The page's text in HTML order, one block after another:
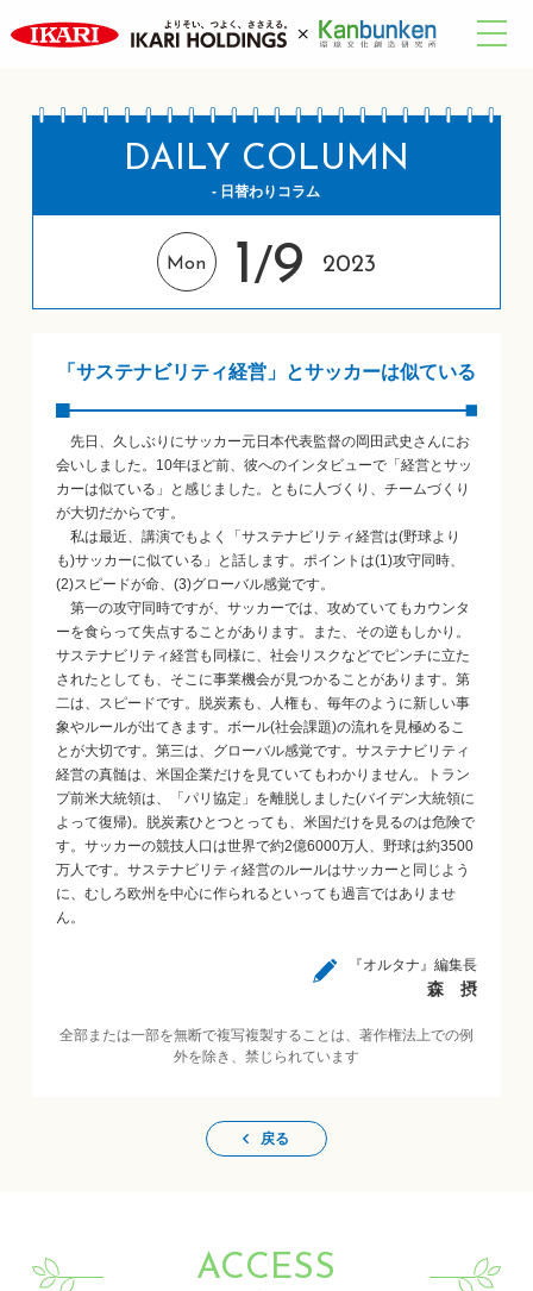
DAILY COLUMN
- 日替わりコラム
Mon 1/9 2023
「サステナビリティ経営」とサッカーは似ている
先日、久しぶりにサッカー元日本代表監督の岡田武史さんにお
会いしました。10年ほど前、彼へのインタビューで「経営とサッ
カーは似ている」と感じました。ともに人づくり、チームづくり
が大切だからです。
私は最近、講演でもよく「サステナビリティ経営は(野球より
も)サッカーに似ている」と話します。ポイントは(1)攻守同時、
(2)スピードが命、(3)グローバル感覚です。
第一の攻守同時ですが、サッカーでは、攻めていてもカウンタ
ーを食らって失点することがあります。また、その逆もしかり。
サステナビリティ経営も同様に、社会リスクなどでピンチに立た
されたとしても、そこに事業機会が見つかることがあります。第
二は、スピードです。脱炭素も、人権も、毎年のように新しい事
象やルールが出てきます。ボール(社会課題)の流れを見極めるこ
とが大切です。第三は、グローバル感覚です。サステナビリティ
経営の真髄は、米国企業だけを見ていてもわかりません。トラン
プ前米大統領は、「パリ協定」を離脱しました(バイデン大統領に
よって復帰)。脱炭素ひとつとっても、米国だけを見るのは危険で
す。サッカーの競技人口は世界で約2億6000万人、野球は約3500
万人です。サステナビリティ経営のルールはサッカーと同じよう
に、むしろ欧州を中心に作られるといっても過言ではありませ
ん。
『オルタナ』編集長
森 摂
全部または一部を無断で複写複製することは、著作権法上での例
外を除き、禁じられています
戻る
ACCESS